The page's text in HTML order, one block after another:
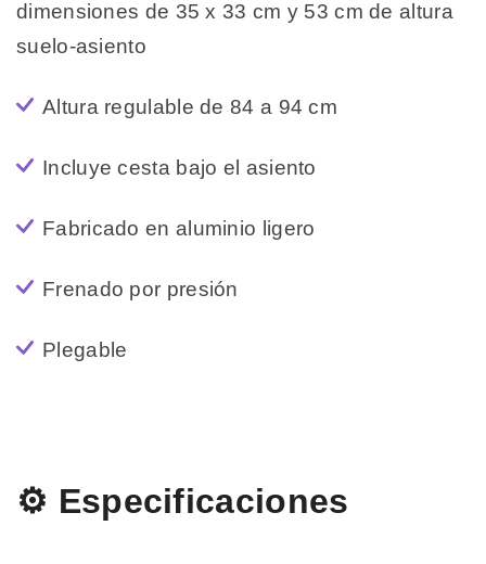
dimensiones de 35 x 33 cm y 53 cm de altura
suelo-asiento
Altura regulable de 84 a 94 cm
Incluye cesta bajo el asiento
Fabricado en aluminio ligero
Frenado por presión
Plegable
⚙️ Especificaciones